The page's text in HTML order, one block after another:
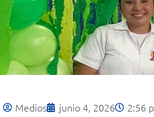
Medios junio 4, 2026 2:56